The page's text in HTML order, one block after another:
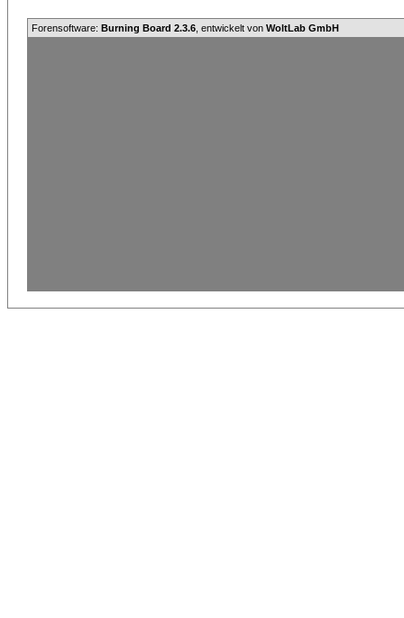
Forensoftware: Burning Board 2.3.6 , entwickelt von WoltLab GmbH